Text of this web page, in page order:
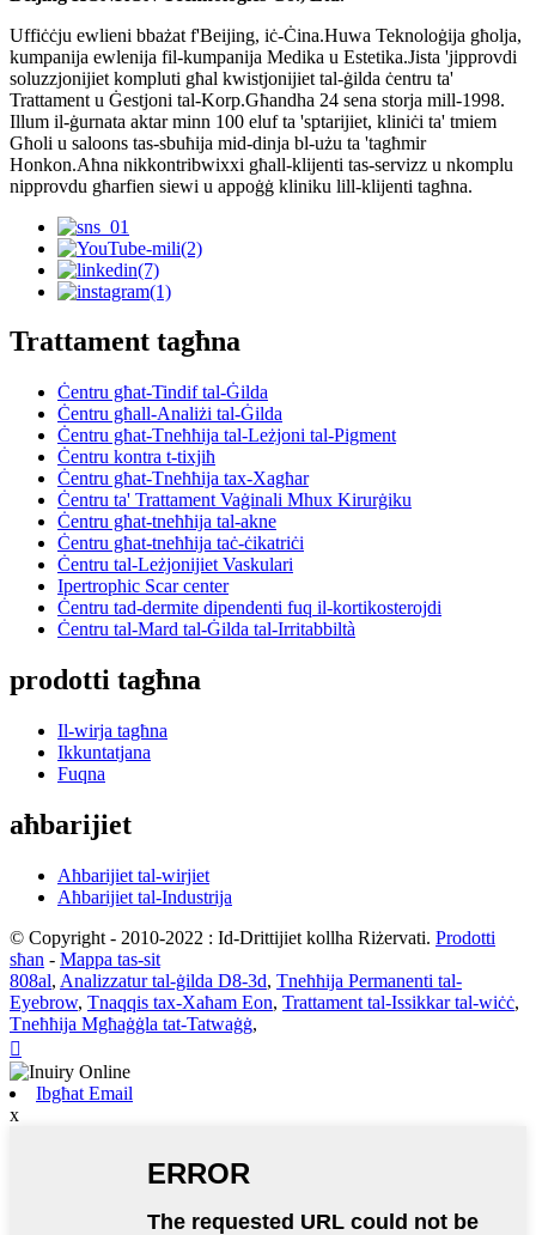
Uffiċċju ewlieni bbażat f'Beijing, iċ-Ċina.Huwa Teknoloġija għolja,
kumpanija ewlenija fil-kumpanija Medika u Estetika.Jista 'jipprovdi
soluzzjonijiet kompluti għal kwistjonijiet tal-ġilda ċentru ta'
Trattament u Ġestjoni tal-Korp.Għandha 24 sena storja mill-1998.
Illum il-ġurnata aktar minn 100 eluf ta 'sptarijiet, kliniċi ta' tmiem
Għoli u saloons tas-sbuħija mid-dinja bl-użu ta 'tagħmir
Honkon.Aħna nikkontribwixxi għall-klijenti tas-servizz u nkomplu
nipprovdu għarfien siewi u appoġġ kliniku lill-klijenti tagħna.
Trattament tagħna
Ċentru għat-Tindif tal-Ġilda
Ċentru għall-Analiżi tal-Ġilda
Ċentru għat-Tneħħija tal-Leżjoni tal-Pigment
Ċentru kontra t-tixjiħ
Ċentru għat-Tneħħija tax-Xagħar
Ċentru ta' Trattament Vaġinali Mhux Kirurġiku
Ċentru għat-tneħħija tal-akne
Ċentru għat-tneħħija taċ-ċikatriċi
Ċentru tal-Leżjonijiet Vaskulari
Ipertrophic Scar center
Ċentru tad-dermite dipendenti fuq il-kortikosterojdi
Ċentru tal-Mard tal-Ġilda tal-Irritabbiltà
prodotti tagħna
Il-wirja tagħna
Ikkuntatjana
Fuqna
aħbarijiet
Aħbarijiet tal-wirjiet
Aħbarijiet tal-Industrija
© Copyright - 2010-2022 : Id-Drittijiet kollha Riżervati. Prodotti
sħan - Mappa tas-sit
808al, Analizzatur tal-ġilda D8-3d, Tneħħija Permanenti tal-
Eyebrow, Tnaqqis tax-Xaħam Eon, Trattament tal-Issikkar tal-wiċċ,
Tneħħija Mgħaġġla tat-Tatwaġġ,

Ibgħat Email
x